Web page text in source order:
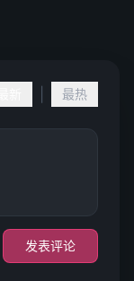
最热
发表评论